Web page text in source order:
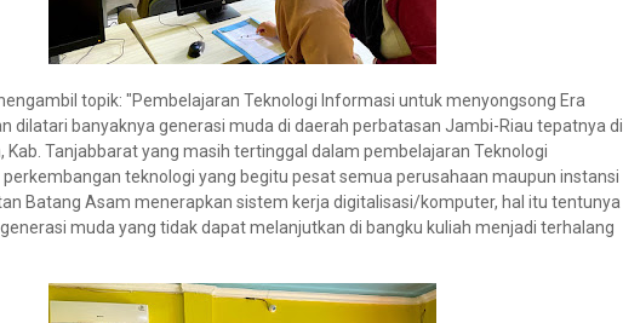
topik: "Pembelajaran Teknologi Informasi untuk menyongsong Era
dilatari banyaknya generasi muda di daerah perbatasan Jambi-Riau tepatnya di
Kab. Tanjabbarat yang masih tertinggal dalam pembelajaran Teknologi
perkembangan teknologi yang begitu pesat semua perusahaan maupun instansi
Batang Asam menerapkan sistem kerja digitalisasi/komputer, hal itu tentunya
muda yang tidak dapat melanjutkan di bangku kuliah menjadi terhalang